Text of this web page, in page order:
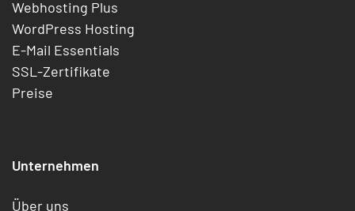
Webhosting Plus
WordPress Hosting
E-Mail Essentials
SSL-Zertifikate
Preise
Unternehmen
Über uns